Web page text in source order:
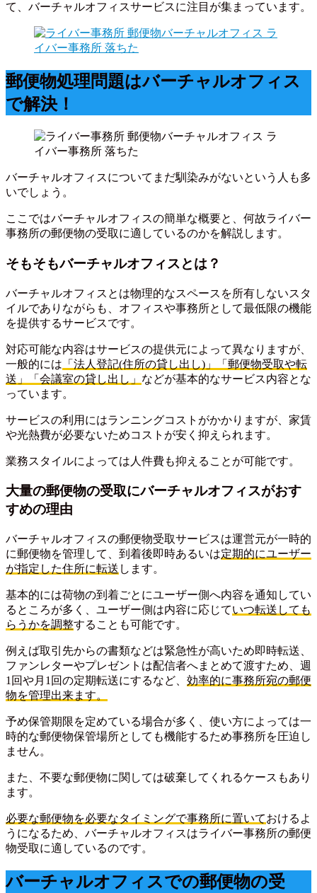
て、バーチャルオフィスサービスに注目が集まっています。
郵便物処理問題はバーチャルオフィス
で解決！
バーチャルオフィスについてまだ馴染みがないという人も多
いでしょう。
ここではバーチャルオフィスの簡単な概要と、何故ライバー
事務所の郵便物の受取に適しているのかを解説します。
そもそもバーチャルオフィスとは？
バーチャルオフィスとは物理的なスペースを所有しないスタ
イルでありながらも、オフィスや事務所として最低限の機能
を提供するサービスです。
対応可能な内容はサービスの提供元によって異なりますが、
一般的には 「法人登記(住所の貸し出し)」「郵便物受取や転
送」「会議室の貸し出し」 などが基本的なサービス内容とな
っています。
サービスの利用にはランニングコストがかかりますが、家賃
や光熱費が必要ないためコストが安く抑えられます。
業務スタイルによっては人件費も抑えることが可能です。
大量の郵便物の受取にバーチャルオフィスがおす
すめの理由
バーチャルオフィスの郵便物受取サービスは運営元が一時的
に郵便物を管理して、到着後即時あるいは定期的にユーザー
が指定した住所に転送 します。
基本的には荷物の到着ごとにユーザー側へ内容を通知してい
るところが多く、ユーザー側は内容に応じていつ転送しても
らうかを調整することも可能です。
例えば取引先からの書類などは緊急性が高いため即時転送、
ファンレターやプレゼントは配信者へまとめて渡すため、週
1回や月1回の定期転送にするなど、 効率的に事務所宛の郵便
物を管理出来ます。
予め保管期限を定めている場合が多く、使い方によっては一
時的な郵便物保管場所としても機能するため事務所を圧迫し
ません。
また、不要な郵便物に関しては破棄してくれるケースもあり
ます。
必要な郵便物を必要なタイミングで事務所に置いておけるよ
うになるため、バーチャルオフィスはライバー事務所の郵便
物受取に適しているのです。
バーチャルオフィスでの郵便物の受